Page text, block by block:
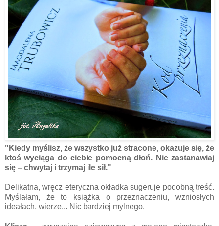
"Kiedy myślisz, że wszystko już stracone, okazuje się, że
ktoś wyciąga do ciebie pomocną dłoń. Nie zastanawiaj
się – chwytaj i trzymaj ile sił."
Delikatna, wręcz eteryczna okładka sugeruje podobną treść.
Myślałam, że to książka o przeznaczeniu, wzniosłych
ideałach, wierze... Nic bardziej mylnego.